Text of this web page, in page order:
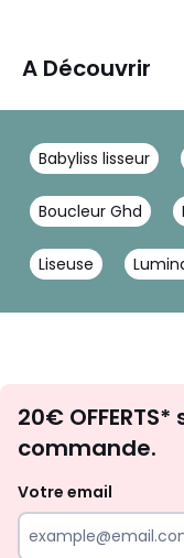
A Découvrir
Babyliss lisseur
Boucleur Ghd
Liseuse
20€
commande.
Votre email